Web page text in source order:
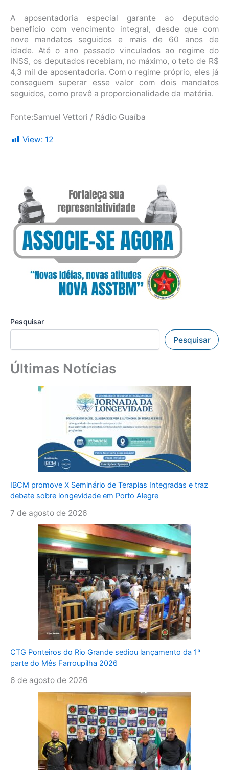
A aposentadoria especial garante ao deputado
benefício com vencimento integral, desde que com
nove mandatos seguidos e mais de 60 anos de
idade. Até o ano passado vinculados ao regime do
INSS, os deputados recebiam, no máximo, o teto de R$
4,3 mil de aposentadoria. Com o regime próprio, eles já
conseguem superar esse valor com dois mandatos
seguidos, como prevê a proporcionalidade da matéria.
Fonte:Samuel Vettori / Rádio Guaíba
View: 12
Pesquisar
Pesquisar
Últimas Notícias
IBCM promove X Seminário de Terapias Integradas e traz
debate sobre longevidade em Porto Alegre
7 de agosto de 2026
CTG Ponteiros do Rio Grande sediou lançamento da 1ª
parte do Mês Farroupilha 2026
6 de agosto de 2026